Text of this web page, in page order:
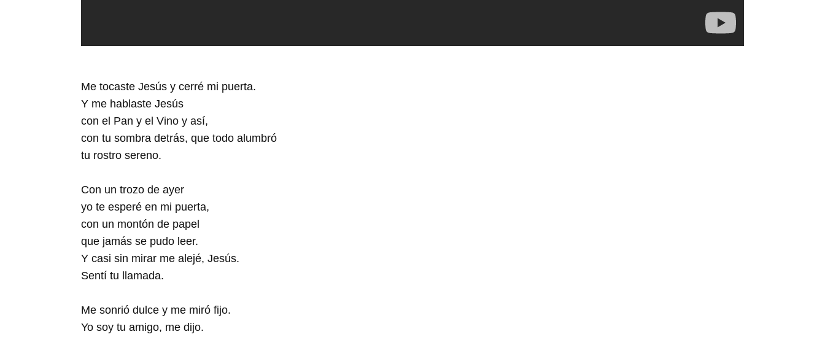
Me tocaste Jesús y cerré mi puerta.
Y me hablaste Jesús
con el Pan y el Vino y así,
con tu sombra detrás, que todo alumbró
tu rostro sereno.
Con un trozo de ayer
yo te esperé en mi puerta,
con un montón de papel
que jamás se pudo leer.
Y casi sin mirar me alejé, Jesús.
Sentí tu llamada.
Me sonrió dulce y me miró fijo.
Yo soy tu amigo, me dijo.